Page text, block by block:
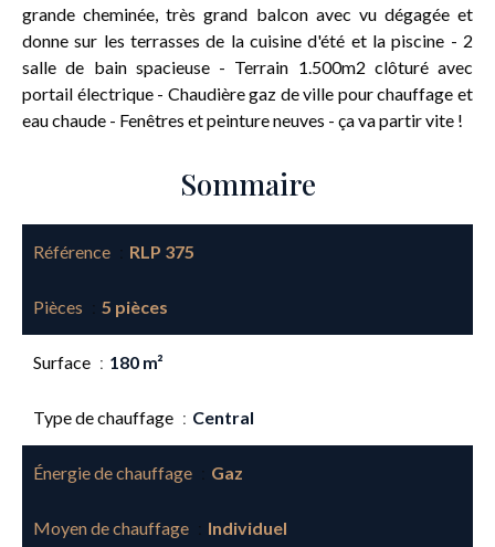
grande cheminée, très grand balcon avec vu dégagée et
donne sur les terrasses de la cuisine d'été et la piscine - 2
salle de bain spacieuse - Terrain 1.500m2 clôturé avec
portail électrique - Chaudière gaz de ville pour chauffage et
eau chaude - Fenêtres et peinture neuves - ça va partir vite !
Sommaire
Référence RLP 375
Pièces 5 pièces
Surface 180 m²
Type de chauffage Central
Énergie de chauffage Gaz
Moyen de chauffage Individuel